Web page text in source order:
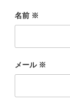
名前 ※
メール ※